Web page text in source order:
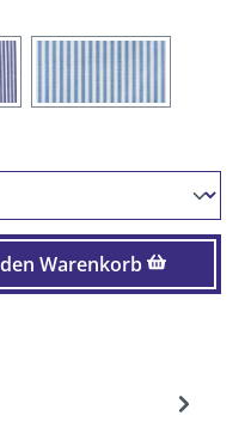
/ weiß gestreift
gewünschten
Warenkorb